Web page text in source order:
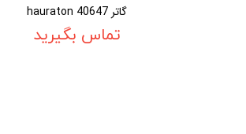
گاتر 40647 hauraton
تماس بگیرید